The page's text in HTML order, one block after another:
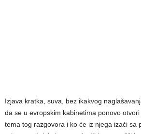
Izjava kratka, suva, bez ikakvog
da se u evropskim kabinetima ponovo
tema tog razgovora i ko će iz njega izaći sa